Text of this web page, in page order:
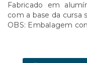
Fabricado em
com a base da cursa
OBS: Embalagem